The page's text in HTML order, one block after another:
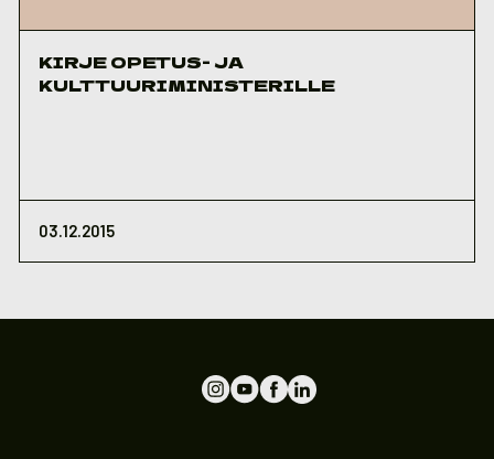
KIRJE OPETUS- JA
KULTTUURIMINISTERILLE
03.12.2015